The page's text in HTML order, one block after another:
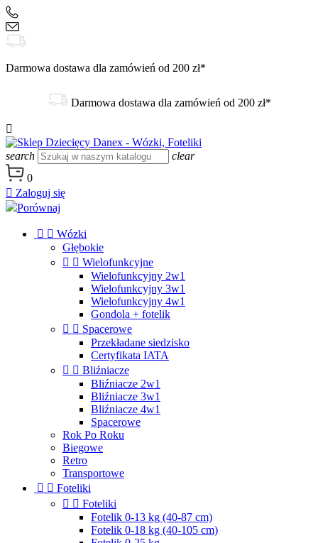
Darmowa dostawa dla zamówień od 200 zł*
Darmowa dostawa dla zamówień od 200 zł*

search
clear
0
 Zaloguj się
Porównaj
  Wózki
Głębokie
  Wielofunkcyjne
Wielofunkcyjny 2w1
Wielofunkcyjny 3w1
Wielofunkcyjny 4w1
Gondola + fotelik
  Spacerowe
Przekładane siedzisko
Certyfikata IATA
  Bliźniacze
Bliźniacze 2w1
Bliźniacze 3w1
Bliźniacze 4w1
Spacerowe
Rok Po Roku
Biegowe
Retro
Transportowe
  Foteliki
  Foteliki
Fotelik 0-13 kg (40-87 cm)
Fotelik 0-18 kg (40-105 cm)